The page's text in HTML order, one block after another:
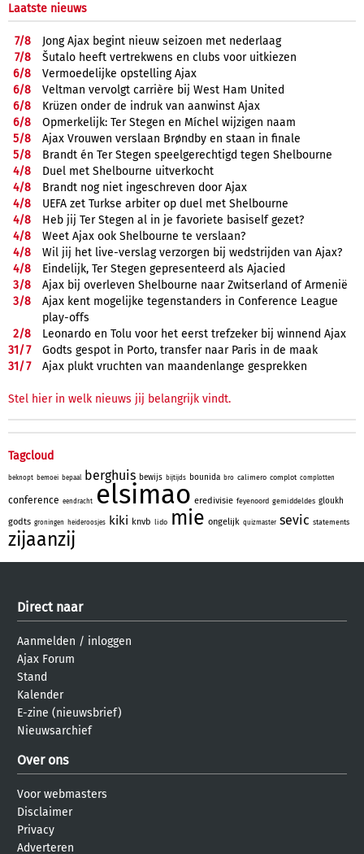
Laatste nieuws
7/8
Jong Ajax begint nieuw seizoen met nederlaag
7/8
Šutalo heeft vertrekwens en clubs voor uitkiezen
6/8
Vermoedelijke opstelling Ajax
6/8
Veltman vervolgt carrière bij West Ham United
6/8
Krüzen onder de indruk van aanwinst Ajax
6/8
Opmerkelijk: Ter Stegen en Míchel wijzigen naam
5/8
Ajax Vrouwen verslaan Brøndby en staan in finale
5/8
Brandt én Ter Stegen speelgerechtigd tegen Shelbourne
4/8
Duel met Shelbourne uitverkocht
4/8
Brandt nog niet ingeschreven door Ajax
4/8
UEFA zet Turkse arbiter op duel met Shelbourne
4/8
Heb jij Ter Stegen al in je favoriete basiself gezet?
4/8
Weet Ajax ook Shelbourne te verslaan?
4/8
Wil jij het live-verslag verzorgen bij wedstrijden van Ajax?
4/8
Eindelijk, Ter Stegen gepresenteerd als Ajacied
3/8
Ajax bij overleven Shelbourne naar Zwitserland of Armenië
3/8
Ajax kent mogelijke tegenstanders in Conference League
play-offs
2/8
Leonardo en Tolu voor het eerst trefzeker bij winnend Ajax
31/7
Godts gespot in Porto, transfer naar Paris in de maak
31/7 Ajax plukt vruchten van maandenlange gesprekken
Stel hier in welk nieuws jij belangrijk vindt.
Tagcloud
beknopt bemoei bepaal berghuis bewijs bijtijds bounida bro calimero complot complotten
conference eendracht elsimao eredivisie feyenoord gemiddeldes gloukh
godts groningen heideroosjes kiki knvb lido mie ongelijk quizmaster sevic statements
zijaanzij
Direct naar
Aanmelden / inloggen
Ajax Forum
Stand
Kalender
E-zine (nieuwsbrief)
Nieuwsarchief
Over ons
Voor webmasters
Disclaimer
Privacy
Adverteren